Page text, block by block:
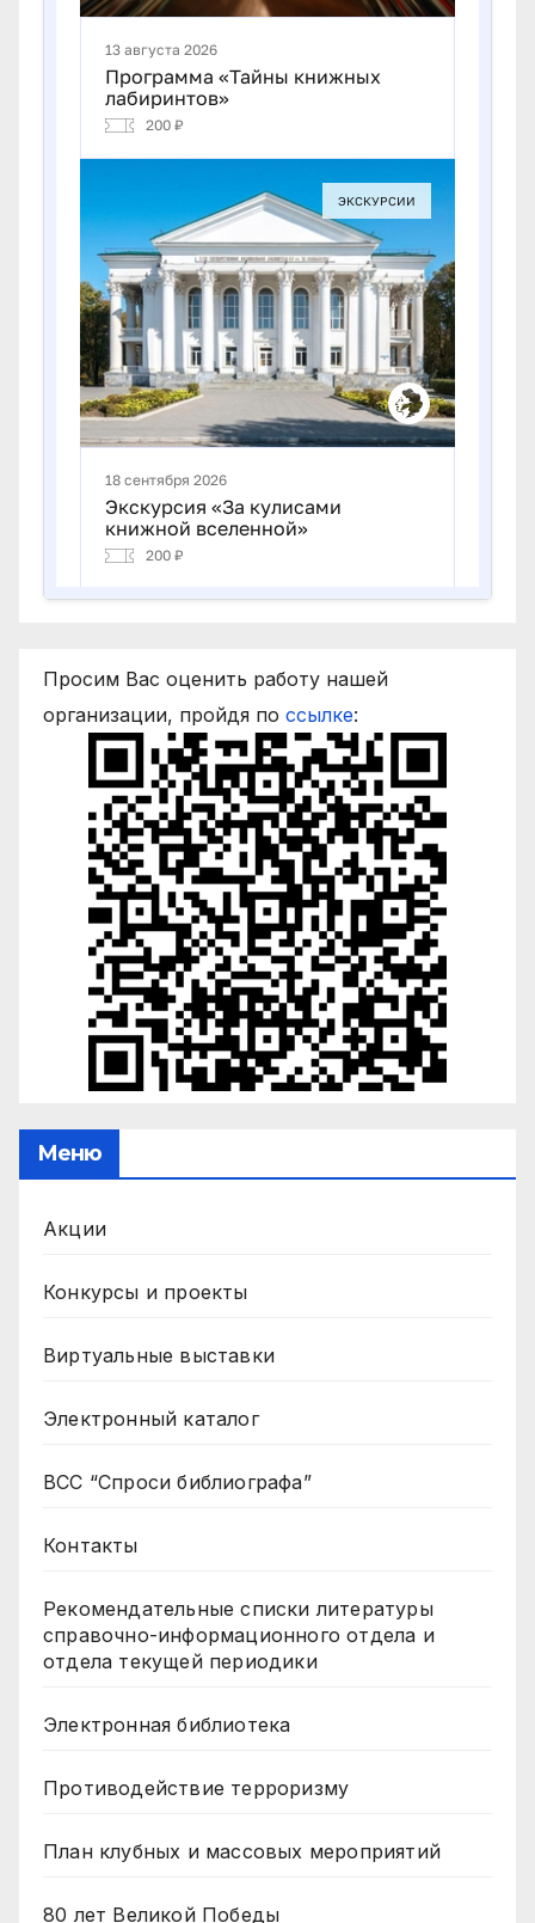
Просим Вас оценить работу нашей
организации, пройдя по ссылке:
Меню
Акции
Конкурсы и проекты
Виртуальные выставки
Электронный каталог
ВСС “Спроси библиографа”
Контакты
Рекомендательные списки литературы
справочно-информационного отдела и
отдела текущей периодики
Электронная библиотека
Противодействие терроризму
План клубных и массовых мероприятий
80 лет Великой Победы